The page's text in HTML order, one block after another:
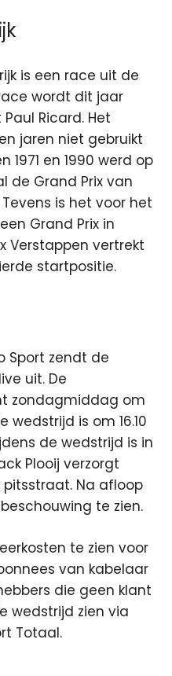
is een race uit de
wordt dit jaar
Ricard. Het
jaren niet gebruikt
1971 en 1990 werd op
de Grand Prix van
is het voor het
Grand Prix in
Verstappen vertrekt
startpositie.
Sport zendt de
uit. De
zondagmiddag om
wedstrijd is om 16.10
de wedstrijd is in
Plooij verzorgt
Na afloop
te zien.
te zien voor
van kabelaar
die geen klant
wedstrijd zien via
Totaal.